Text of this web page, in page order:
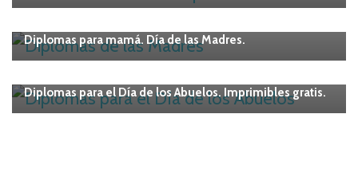
Diplomas para mamá. Día de las Madres.
Diplomas para el Día de los Abuelos. Imprimibles gratis.